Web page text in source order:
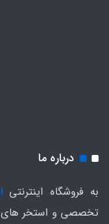
درباره ما
به فروشگاه اینترنتی
تخصصی و استخر های